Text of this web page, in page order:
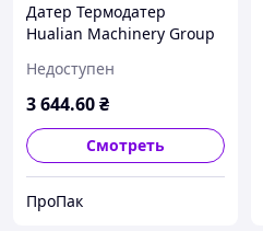
Датер Термодатер
Hualian Machinery Group
Недоступен
3 644.60₴
Смотреть
ПроПак